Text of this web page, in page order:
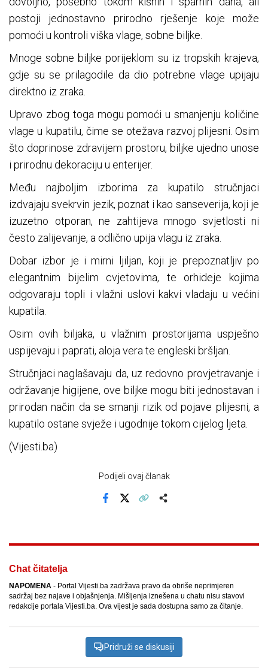
postoji jednostavno prirodno rješenje koje može
pomoći u kontroli viška vlage, sobne biljke.
Mnoge sobne biljke porijeklom su iz tropskih krajeva,
gdje su se prilagodile da dio potrebne vlage upijaju
direktno iz zraka.
Upravo zbog toga mogu pomoći u smanjenju količine
vlage u kupatilu, čime se otežava razvoj plijesni. Osim
što doprinose zdravijem prostoru, biljke ujedno unose
i prirodnu dekoraciju u enterijer.
Među najboljim izborima za kupatilo stručnjaci
izdvajaju svekrvin jezik, poznat i kao sanseverija, koji je
izuzetno otporan, ne zahtijeva mnogo svjetlosti ni
često zalijevanje, a odlično upija vlagu iz zraka.
Dobar izbor je i mirni ljiljan, koji je prepoznatljiv po
elegantnim bijelim cvjetovima, te orhideje kojima
odgovaraju topli i vlažni uslovi kakvi vladaju u većini
kupatila.
Osim ovih biljaka, u vlažnim prostorijama uspješno
uspijevaju i paprati, aloja vera te engleski bršljan.
Stručnjaci naglašavaju da, uz redovno provjetravanje i
održavanje higijene, ove biljke mogu biti jednostavan i
prirodan način da se smanji rizik od pojave plijesni, a
kupatilo ostane svježe i ugodnije tokom cijelog ljeta.
(Vijesti.ba)
Podijeli ovaj članak
Chat čitatelja
NAPOMENA - Portal Vijesti.ba zadržava pravo da obriše neprimjeren
sadržaj bez najave i objašnjenja. Mišljenja iznešena u chatu nisu stavovi
redakcije portala Vijesti.ba. Ova vijest je sada dostupna samo za čitanje.
Pridruži se diskusiji